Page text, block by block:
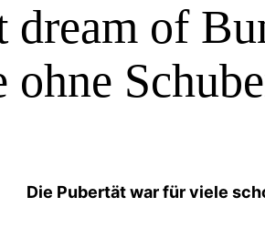
dream of
ohne
Die Pubertät war für viele